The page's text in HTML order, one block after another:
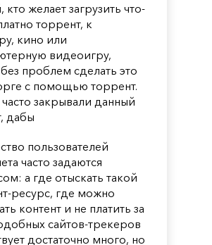
желает загрузить что-
торрент, к
кино или
видеоигру,
проблем сделать это
с помощью торрент.
часто закрывали данный
дабы
пользователей
часто задаются
а где отыскать такой
ресурс, где можно
контент и не платить за
сайтов-трекеров
достаточно много, но